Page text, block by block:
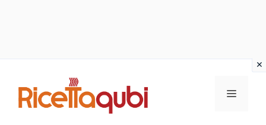
contenuto
MENU